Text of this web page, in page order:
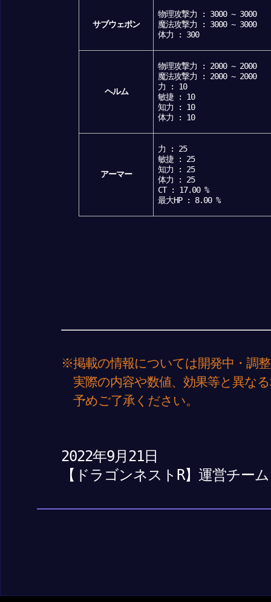
サブウェポン
物理攻撃力 : 3000 ~ 3000
魔法攻撃力 : 3000 ~ 3000
体力 : 300
ヘルム
物理攻撃力 : 2000 ~ 2000
魔法攻撃力 : 2000 ~ 2000
力 : 10
敏捷 : 10
知力 : 10
体力 : 10
アーマー
力 : 25
敏捷 : 25
知力 : 25
体力 : 25
CT : 17.00 %
最大HP : 8.00 %
※掲載の情報については開発中・調
実際の内容や数値、効果等と異な
予めご了承ください。
2022年9月21日
【ドラゴンネストR】運営チーム